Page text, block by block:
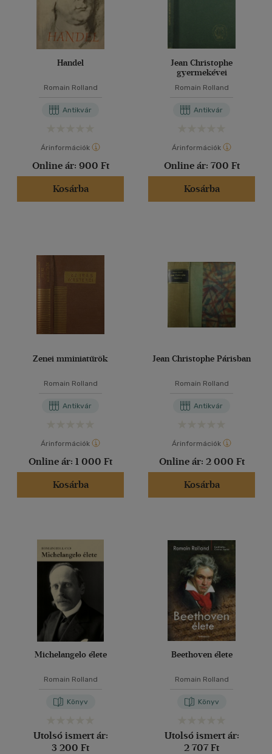
Handel
Romain Rolland
Antikvár
Árinformációk
Online ár: 900 Ft
Kosárba
Jean Christophe
gyermekévei
Romain Rolland
Antikvár
Árinformációk
Online ár: 700 Ft
Kosárba
Zenei mminiatűrök
Romain Rolland
Antikvár
Árinformációk
Online ár: 1 000 Ft
Kosárba
Jean Christophe Párisban
Romain Rolland
Antikvár
Árinformációk
Online ár: 2 000 Ft
Kosárba
Michelangelo élete
Romain Rolland
Könyv
Utolsó ismert ár:
3 200 Ft
Beethoven élete
Romain Rolland
Könyv
Utolsó ismert ár:
2 707 Ft